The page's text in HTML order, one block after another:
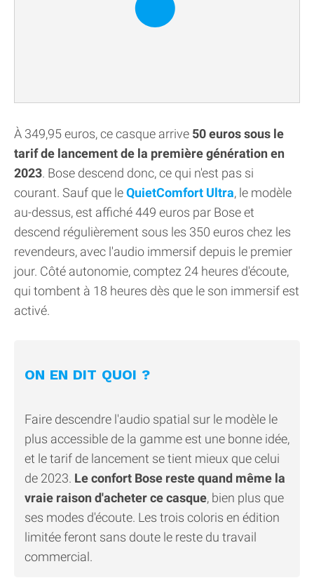
À 349,95 euros, ce casque arrive 50 euros sous le
tarif de lancement de la première génération en
2023. Bose descend donc, ce qui n'est pas si
courant. Sauf que leQuietComfort Ultra, le modèle
au-dessus, est affiché 449 euros par Bose et
descend régulièrement sous les 350 euros chez les
revendeurs, avec l'audio immersif depuis le premier
jour. Côté autonomie, comptez 24 heures d'écoute,
qui tombent à 18 heures dès que le son immersif est
activé.
ON EN DIT QUOI ?
Faire descendre l'audio spatial sur le modèle le
plus accessible de la gamme est une bonne idée,
et le tarif de lancement se tient mieux que celui
de 2023. Le confort Bose reste quand même la
vraie raison d'acheter ce casque, bien plus que
ses modes d'écoute. Les trois coloris en édition
limitée feront sans doute le reste du travail
commercial.